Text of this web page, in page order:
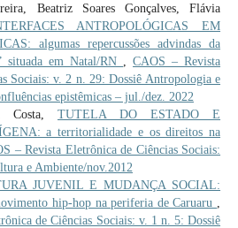
Beatriz Soares Gonçalves, Flávia
ANTROPOLÓGICAS EM
algumas repercussões advindas da
situada em Natal/RN
,CAOS – Revista
Sociais: v. 2 n. 29: Dossiê Antropologia e
epistêmicas – jul./dez. 2022
Costa,TUTELA DO ESTADO E
a territorialidade e os direitos na
– Revista Eletrônica de Ciências Sociais:
e Ambiente/nov.2012
JUVENIL E MUDANÇA SOCIAL:
hip-hop na periferia de Caruaru
de Ciências Sociais: v. 1 n. 5: Dossiê